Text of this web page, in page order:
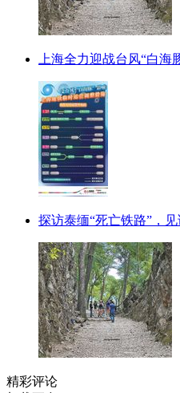
上海全力迎战台风“白
探访泰缅“死亡铁路”，
精彩评论